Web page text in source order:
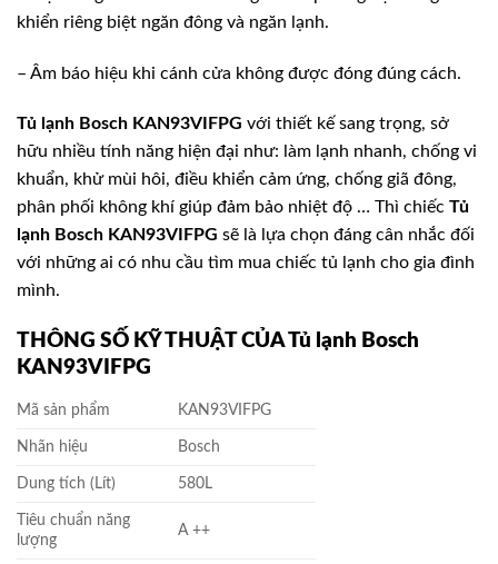
khiển riêng biệt ngăn đông và ngăn lạnh.
– Âm báo hiệu khi cánh cửa không được đóng đúng cách.
Tủ lạnh Bosch KAN93VIFPG với thiết kế sang trọng, sở
hữu nhiều tính năng hiện đại như: làm lạnh nhanh, chống vi
khuẩn, khử mùi hôi, điều khiển cảm ứng, chống giã đông,
phân phối không khí giúp đảm bảo nhiệt độ … Thì chiếc Tủ
lạnh Bosch KAN93VIFPG sẽ là lựa chọn đáng cân nhắc đối
với những ai có nhu cầu tìm mua chiếc tủ lạnh cho gia đình
mình.
THÔNG SỐ KỸ THUẬT CỦA Tủ lạnh Bosch
KAN93VIFPG
Mã sản phẩm KAN93VIFPG
Nhãn hiệu Bosch
Dung tích (Lít) 580L
Tiêu chuẩn năng
lượng
A ++